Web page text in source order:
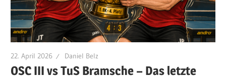
22. April 2026 Daniel Belz
OSC III vs TuS Bramsche – Das letzte